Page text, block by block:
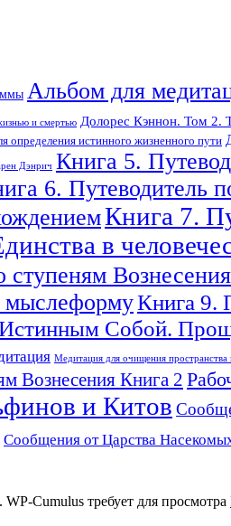
Альбом для
и смертью Долорес Кэннон. Том 2.
определения истинного жизненного пути
Дэнрич Книга 5.
6. Путеводитель
Книга 7.
в
мыслеформуКнига 9.
Собой.
Медитация для очищения пространства
Вознесения Книга 2
и Китов
Сообщения от Царства
Cumulus требует для просмотра